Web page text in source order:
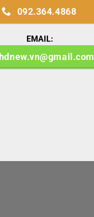
092.364.4868
EMAIL:
hdnew.vn@gmail.com